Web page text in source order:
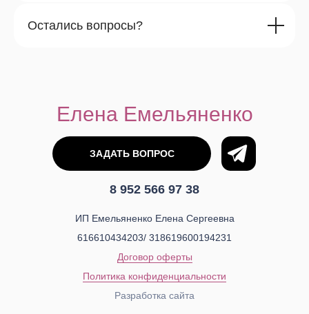
Остались вопросы?
Елена Емельяненко
8 952 566 97 38
ИП Емельяненко Елена Сергеевна
616610434203/ 318619600194231
ЗАДАТЬ ВОПРОС
Договор оферты
Политика конфиденциальности
Разработка сайта